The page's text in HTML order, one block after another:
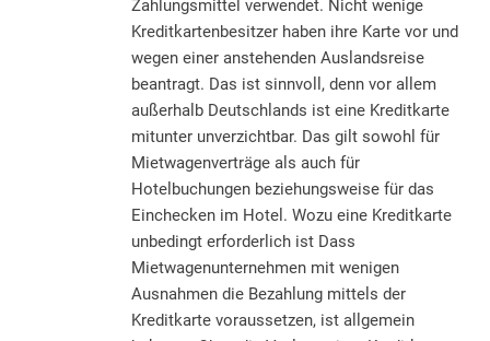
Zahlungsmittel verwendet. Nicht wenige
Kreditkartenbesitzer haben ihre Karte vor und
wegen einer anstehenden Auslandsreise
beantragt. Das ist sinnvoll, denn vor allem
außerhalb Deutschlands ist eine Kreditkarte
mitunter unverzichtbar. Das gilt sowohl für
Mietwagenverträge als auch für
Hotelbuchungen beziehungsweise für das
Einchecken im Hotel. Wozu eine Kreditkarte
unbedingt erforderlich ist Dass
Mietwagenunternehmen mit wenigen
Ausnahmen die Bezahlung mittels der
Kreditkarte voraussetzen, ist allgemein